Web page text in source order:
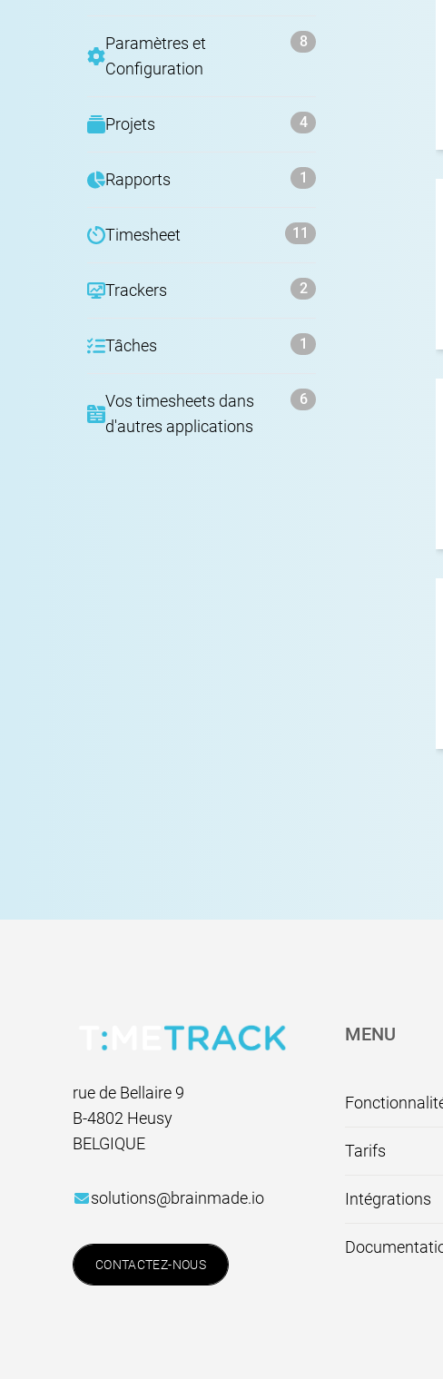
Paramètres et
Configuration
8
Projets 4
Rapports 1
Timesheet 11
Trackers 2
Tâches 1
Vos timesheets dans
d'autres applications
6
Vous souhaitez juste remplir vos timesheets ?
rue de Bellaire 9
B-4802 Heusy
BELGIQUE
Voir le lieu sur Google Maps
solutions@brainmade.io
CONTACTEZ-NOUS
MENU
Tarifs
Intégrations